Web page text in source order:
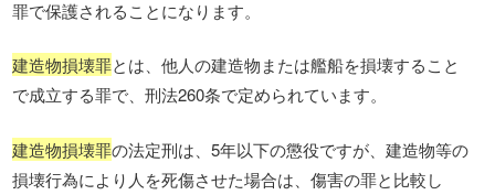
罪で保護されることになります。
建造物損壊罪とは、他人の建造物または艦船を損壊すること
で成立する罪で、刑法260条で定められています。
建造物損壊罪の法定刑は、5年以下の懲役ですが、建造物等の
損壊行為により人を死傷させた場合は、傷害の罪と比較し